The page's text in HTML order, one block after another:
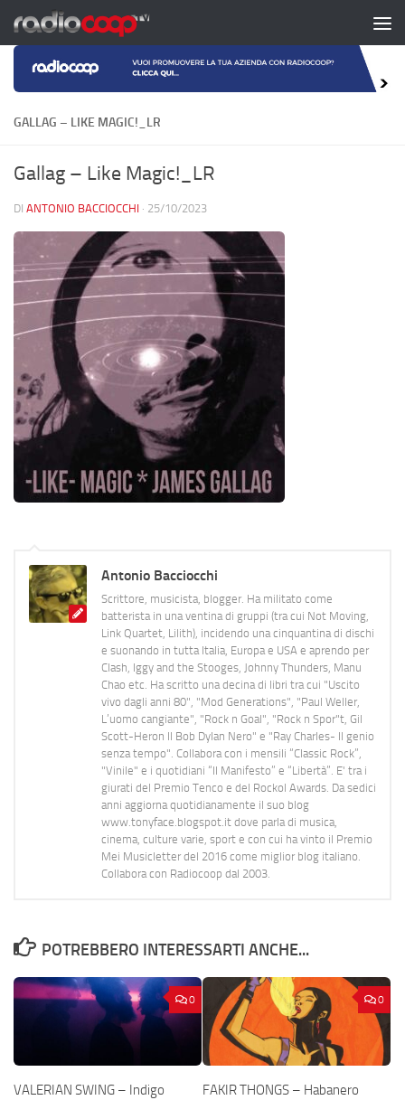
Salta al contenuto
GALLAG – LIKE MAGIC!_LR
Gallag – Like Magic!_LR
DI ANTONIO BACCIOCCHI · 25/10/2023
Antonio Bacciocchi
Scrittore, musicista, blogger. Ha militato come
batterista in una ventina di gruppi (tra cui Not Moving,
Link Quartet, Lilith), incidendo una cinquantina di dischi
e suonando in tutta Italia, Europa e USA e aprendo per
Clash, Iggy and the Stooges, Johnny Thunders, Manu
Chao etc. Ha scritto una decina di libri tra cui "Uscito
vivo dagli anni 80", "Mod Generations", "Paul Weller,
L’uomo cangiante", "Rock n Goal", "Rock n Spor"t, Gil
Scott-Heron Il Bob Dylan Nero" e "Ray Charles- Il genio
senza tempo". Collabora con i mensili “Classic Rock”,
"Vinile" e i quotidiani “Il Manifesto” e “Libertà”. E' tra i
giurati del Premio Tenco e del Rockol Awards. Da sedici
anni aggiorna quotidianamente il suo blog
www.tonyface.blogspot.it dove parla di musica,
cinema, culture varie, sport e con cui ha vinto il Premio
Mei Musicletter del 2016 come miglior blog italiano.
Collabora con Radiocoop dal 2003.
POTREBBERO INTERESSARTI ANCHE...
0
VALERIAN SWING – Indigo
0
FAKIR THONGS – Habanero